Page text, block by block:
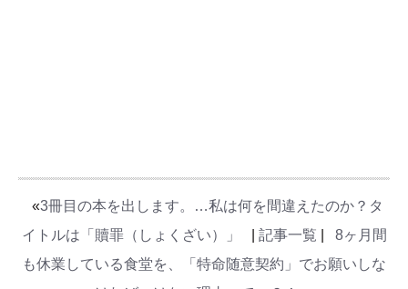
«3冊目の本を出します。…私は何を間違えたのか？タ
イトルは「贖罪（しょくざい）」
記事一覧
8ヶ月間
も休業している食堂を、「特命随意契約」でお願いしな